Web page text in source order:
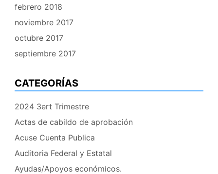
febrero 2018
noviembre 2017
octubre 2017
septiembre 2017
CATEGORÍAS
2024 3ert Trimestre
Actas de cabildo de aprobación
Acuse Cuenta Publica
Auditoria Federal y Estatal
Ayudas/Apoyos económicos.